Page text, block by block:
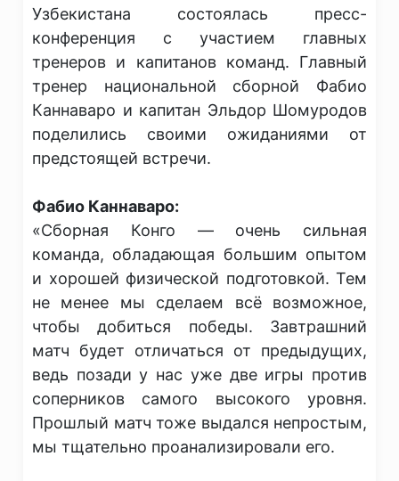
Узбекистана состоялась пресс-
конференция с участием главных
тренеров и капитанов команд. Главный
тренер национальной сборной Фабио
Каннаваро и капитан Эльдор Шомуродов
поделились своими ожиданиями от
предстоящей встречи.
​Фабио Каннаваро:
​«Сборная Конго — очень сильная
команда, обладающая большим опытом
и хорошей физической подготовкой. Тем
не менее мы сделаем всё возможное,
чтобы добиться победы. Завтрашний
матч будет отличаться от предыдущих,
ведь позади у нас уже две игры против
соперников самого высокого уровня.
Прошлый матч тоже выдался непростым,
мы тщательно проанализировали его.